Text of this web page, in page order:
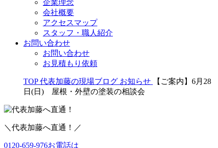
企業理念
会社概要
アクセスマップ
スタッフ・職人紹介
お問い合わせ
お問い合わせ
お見積もり依頼
TOP 代表加藤の現場ブログ お知らせ
【ご案内】6月28
日(日) 屋根・外壁の塗装の相談会
＼代表加藤へ直通！／
0120-659-976お電話は